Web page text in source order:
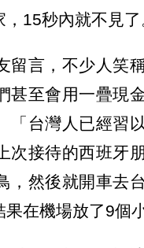
15秒內就不見了
留言，不少人笑
甚至會用一疊現
「台灣人已經習
次接待的西班牙
，然後就開車去
在機場放了9個